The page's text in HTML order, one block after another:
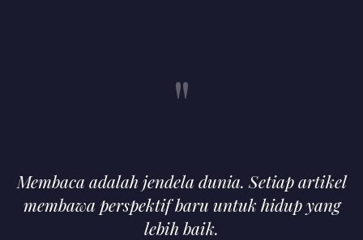
"
Membaca adalah jendela dunia. Setiap artikel
membawa perspektif baru untuk hidup yang
lebih baik.